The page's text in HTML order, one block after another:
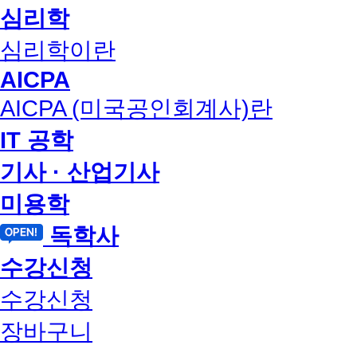
심리학
심리학이란
AICPA
AICPA (미국공인회계사)란
IT 공학
기사 · 산업기사
미용학
독학사
수강신청
수강신청
장바구니